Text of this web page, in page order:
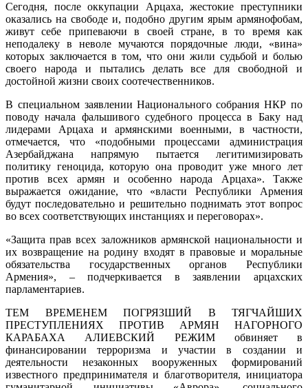
Сегодня, после оккупации Арцаха, жестокие преступники
оказались на свободе и, подобно другим ярым армянофобам,
живут себе припеваючи в своей стране, в то время как
неподалеку в неволе мучаются порядочные люди, «вина»
которых заключается в том, что они жили судьбой и болью
своего народа и пытались делать все для свободной и
достойной жизни своих соотечественников.
В специальном заявлении Национального собрания НКР по
поводу начала фальшивого судебного процесса в Баку над
лидерами Арцаха и армянскими военными, в частности,
отмечается, что «подобными процессами администрация
Азербайджана напрямую пытается легитимизировать
политику геноцида, которую она проводит уже много лет
против всех армян и особенно народа Арцаха». Также
выражается ожидание, что «власти Республики Армения
будут последовательно и решительно поднимать этот вопрос
во всех соответствующих инстанциях и переговорах».
«Защита прав всех заложников армянской национальности и
их возвращение на родину входят в правовые и моральные
обязательства государственных органов Республики
Армения», – подчеркивается в заявлении арцахских
парламентариев.
ТЕМ ВРЕМЕНЕМ ПОГРЯЗШИЙ В ТЯГЧАЙШИХ
ПРЕСТУПЛЕНИЯХ ПРОТИВ АРМЯН НАГОРНОГО
КАРАБАХА АЛИЕВСКИЙ РЕЖИМ обвиняет в
финансировании терроризма и участии в создании и
деятельности незаконных вооруженных формирований
известного предпринимателя и благотворителя, инициатора